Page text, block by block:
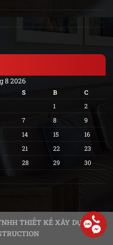
8 2026
S B
C
1
2
7 8
9
14 15
16
21 22
23
28 29
30
THIẾT KẾ XÂY DỰNG 5T